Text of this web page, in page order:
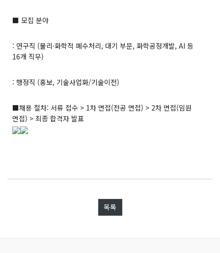
■ 모집 분야
: 연구직 (물리·화학적 폐수처리, 대기 부문, 화학공정개발, AI 등
16개 직무)
: 행정직 (홍보, 기술사업화/기술이전)
■채용 절차: 서류 접수 > 1차 면접(전공 면접) > 2차 면접(임원
면접) > 최종 합격자 발표
목록